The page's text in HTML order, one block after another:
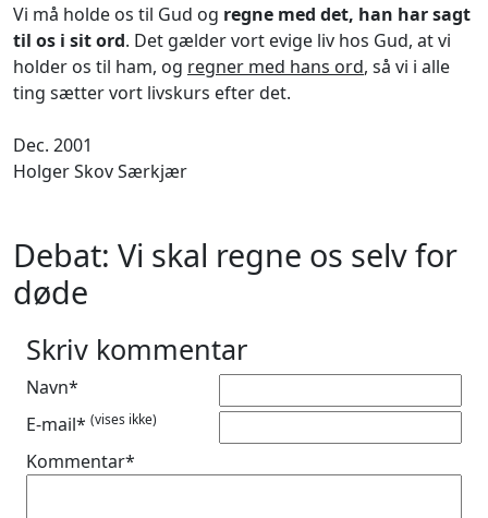
Vi må holde os til Gud og regne med det, han har sagt
til os i sit ord. Det gælder vort evige liv hos Gud, at vi
holder os til ham, og regner med hans ord, så vi i alle
ting sætter vort livskurs efter det.
Dec. 2001
Holger Skov Særkjær
Debat: Vi skal regne os selv for
døde
Skriv kommentar
Navn*
E-mail* (vises ikke)
Kommentar*